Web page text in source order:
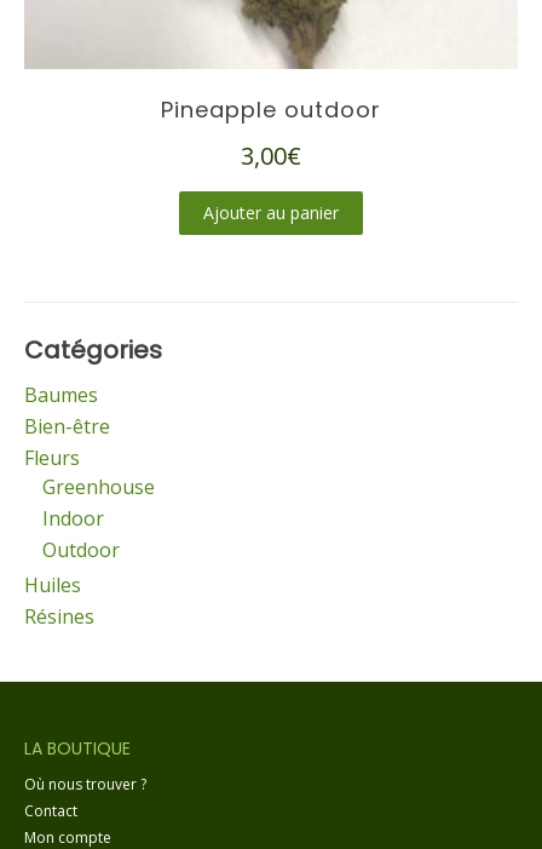
Pineapple outdoor
3,00€
Ajouter au panier
Catégories
Baumes
Bien-être
Fleurs
Greenhouse
Indoor
Outdoor
Huiles
Résines
LA BOUTIQUE
Où nous trouver ?
Contact
Mon compte